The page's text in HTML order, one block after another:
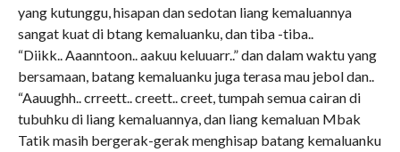
yang kutunggu, hisapan dan sedotan liang kemaluannya
sangat kuat di btang kemaluanku, dan tiba -tiba..
“Diikk.. Aaanntoon.. aakuu keluuarr..” dan dalam waktu yang
bersamaan, batang kemaluanku juga terasa mau jebol dan..
“Aauughh.. crreett.. creett.. creet, tumpah semua cairan di
tubuhku di liang kemaluannya, dan liang kemaluan Mbak
Tatik masih bergerak-gerak menghisap batang kemaluanku